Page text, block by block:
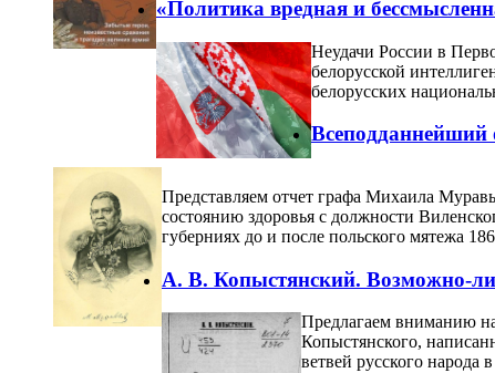
«Политика вредная и
Неудачи России в
белорусской
белорусских
Представляем отчет графа Михаила
состоянию здоровья с должности
губерниях до и после польского мятежа
А. В. Копыстянский. Возможно-
Предлагаем вниманию
Копыстянского,
ветвей русского народа